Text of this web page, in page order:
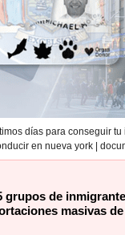
días para conseguir
en nueva york |
grupos de
masivas